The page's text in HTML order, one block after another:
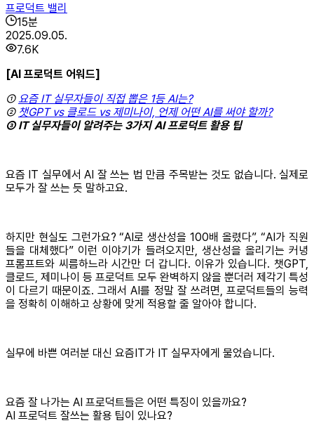
프로덕트 밸리
15분
2025.09.05.
7.6K
[AI 프로덕트 어워드]
① 요즘 IT 실무자들이 직접 뽑은 1등 AI는?
② 챗GPT vs 클로드 vs 제미나이, 언제 어떤 AI를 써야 할까?
③ IT 실무자들이 알려주는 3가지 AI 프로덕트 활용 팁
요즘 IT 실무에서 AI 잘 쓰는 법 만큼 주목받는 것도 없습니다. 실제로
모두가 잘 쓰는 듯 말하고요.
하지만 현실도 그런가요? “AI로 생산성을 100배 올렸다”, “AI가 직원
들을 대체했다” 이런 이야기가 들려오지만, 생산성을 올리기는 커녕
프롬프트와 씨름하느라 시간만 더 갑니다. 이유가 있습니다. 챗GPT,
클로드, 제미나이 등 프로덕트 모두 완벽하지 않을 뿐더러 제각기 특성
이 다르기 때문이죠. 그래서 AI를 정말 잘 쓰려면, 프로덕트들의 능력
을 정확히 이해하고 상황에 맞게 적용할 줄 알아야 합니다.
실무에 바쁜 여러분 대신 요즘IT가 IT 실무자에게 물었습니다.
요즘 잘 나가는 AI 프로덕트들은 어떤 특징이 있을까요?
AI 프로덕트 잘쓰는 활용 팁이 있나요?